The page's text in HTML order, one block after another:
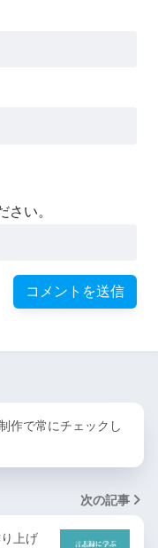
さい。
作で常にチェックし
次の記事
上げ